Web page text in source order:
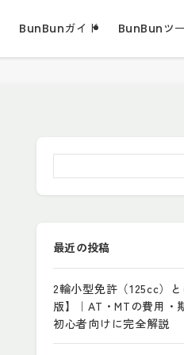
BunBunガイド BunBunツ
最近の投稿
2輪小型免許（125cc）
版】｜AT・MTの費用・
初心者向けに完全解説